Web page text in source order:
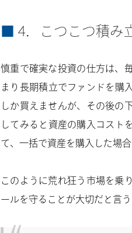
4．こつこつ積み
慎重で確実な投資の仕方は、
まり長期積立でファンドを購
しか買えませんが、その後の
してみると資産の購入コスト
て、一括で資産を購入した場
このように荒れ狂う市場を乗
ールを守ることが大切だと言う